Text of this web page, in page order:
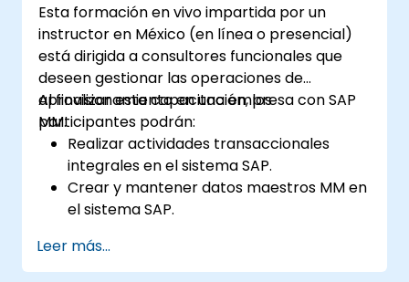
Esta formación en vivo impartida por un
instructor en México (en línea o presencial)
está dirigida a consultores funcionales que
deseen gestionar las operaciones de
aprovisionamiento en una empresa con SAP
MM.
Al finalizar esta capacitación, los
participantes podrán:
Realizar actividades transaccionales
integrales en el sistema SAP.
Crear y mantener datos maestros MM en
el sistema SAP.
del sistema SAP.
Leer más...